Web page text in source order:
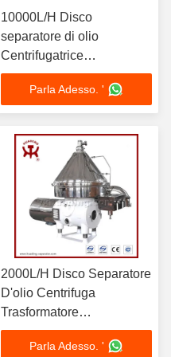
10000L/H Disco
separatore di olio
Centrifugatrice
Purificazione di olio
combustibile pesante
15kW Motore SS304 Bowl
Marine Grade ISO
certificato
Parla Adesso. '
2000L/H Disco Separatore
D'olio Centrifuga
Trasformatore
Purificazione Dell'olio
4kW Motore 380V Vuoto
Parla Adesso. '